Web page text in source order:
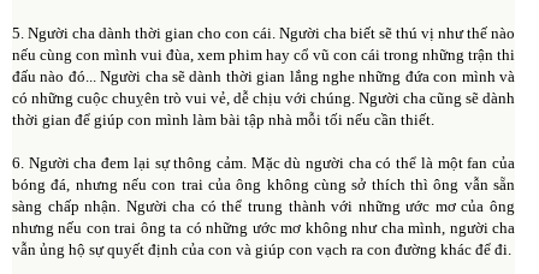
5. Người cha dành thời gian cho con cái. Người cha biết sẽ thú vị như thế nào
nếu cùng con mình vui đùa, xem phim hay cổ vũ con cái trong những trận thi
đấu nào đó... Người cha sẽ dành thời gian lắng nghe những đứa con mình và
có những cuộc chuỵên trò vui vẻ, dễ chịu với chúng. Người cha cũng sẽ dành
thời gian để giúp con mình làm bài tập nhà mỗi tối nếu cần thiết.
6. Người cha đem lại sự thông cảm. Mặc dù người cha có thể là một fan của
bóng đá, nhưng nếu con trai của ông không cùng sở thích thì ông vẫn sẵn
sàng chấp nhận. Người cha có thể trung thành với những ước mơ của ông
nhưng nếu con trai ông ta có những ước mơ không như cha mình, người cha
vẫn ủng hộ sự quyết định của con và giúp con vạch ra con đường khác để đi.